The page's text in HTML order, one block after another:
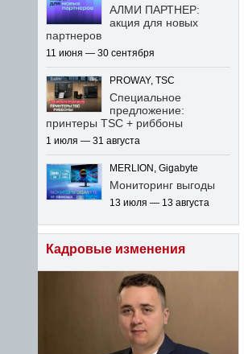
АЛМИ ПАРТНЕР:
акция для новых
партнеров
11 июня — 30 сентября
PROWAY, TSC
Специальное
предложение:
принтеры TSC + риббоны
1 июля — 31 августа
MERLION, Gigabyte
Мониторинг выгоды
13 июля — 13 августа
Кадровые изменения